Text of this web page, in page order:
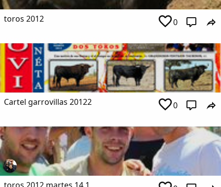
toros 2012 0
Cartel garrovillas 20122 0